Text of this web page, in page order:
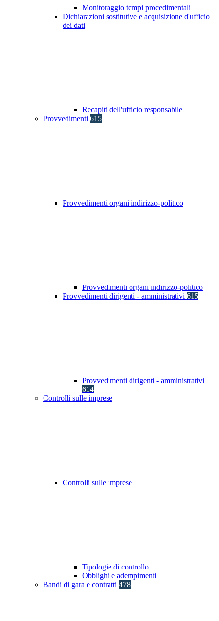
Monitoraggio tempi procedimentali
Dichiarazioni sostitutive e acquisizione d'ufficio
dei dati
Recapiti dell'ufficio responsabile
Provvedimenti 615
Provvedimenti organi indirizzo-politico
Provvedimenti organi indirizzo-politico
Provvedimenti dirigenti - amministrativi 615
Provvedimenti dirigenti - amministrativi
614
Controlli sulle imprese
Controlli sulle imprese
Tipologie di controllo
Obblighi e adempimenti
Bandi di gara e contratti 478